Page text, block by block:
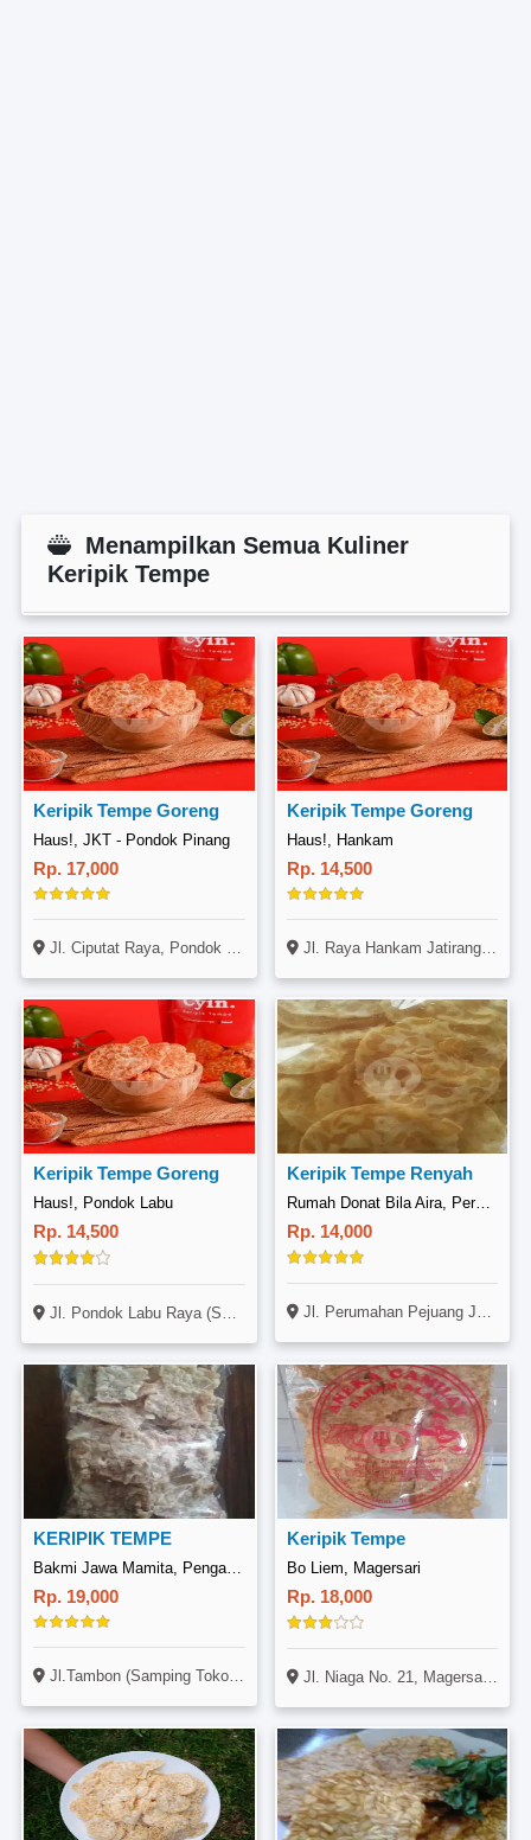
Menampilkan Semua Kuliner
Keripik Tempe
Keripik Tempe Goreng
Haus!, JKT - Pondok Pinang
Rp. 17,000
Jl. Ciputat Raya, Pondok Pinang, Pondok Indah, Jakarta
Keripik Tempe Goreng
Haus!, Hankam
Rp. 14,500
Jl. Raya Hankam Jatirangon (Dekat Superindo), Cipayung, Jakarta
Keripik Tempe Goreng
Haus!, Pondok Labu
Rp. 14,500
Jl. Pondok Labu Raya (Sebelah Kampus BSI), Fatmawati, Jakarta
Keripik Tempe Renyah
Rumah Donat Bila Aira, Perumahan Pejuang
Rp. 14,000
Jl. Perumahan Pejuang Jaya Blok A No. 279, Medan Satria, Bekasi
KERIPIK TEMPE
Rp. 19,000
Jl.Tambon (Samping Toko Calesta), Pengasih, Yogyakarta
Keripik Tempe
Bo Liem, Magersari
Rp. 18,000
Jl. Niaga No. 21, Magersari, Mojokerto